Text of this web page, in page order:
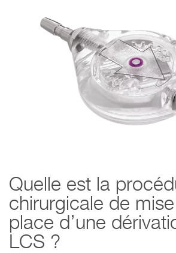
Quelle est la
chirurgicale de
place d’une
LCS ?